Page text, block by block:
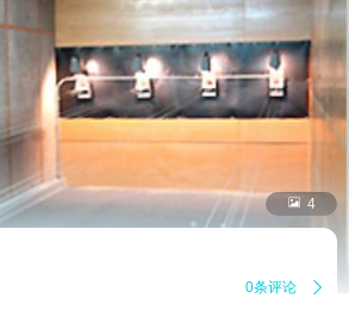
 4
0条评论 